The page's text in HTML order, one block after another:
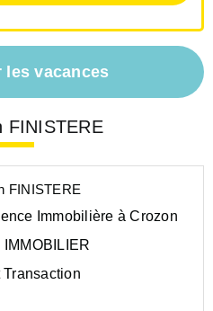
les vacances
FINISTERE
FINISTERE
Immobilière à Crozon